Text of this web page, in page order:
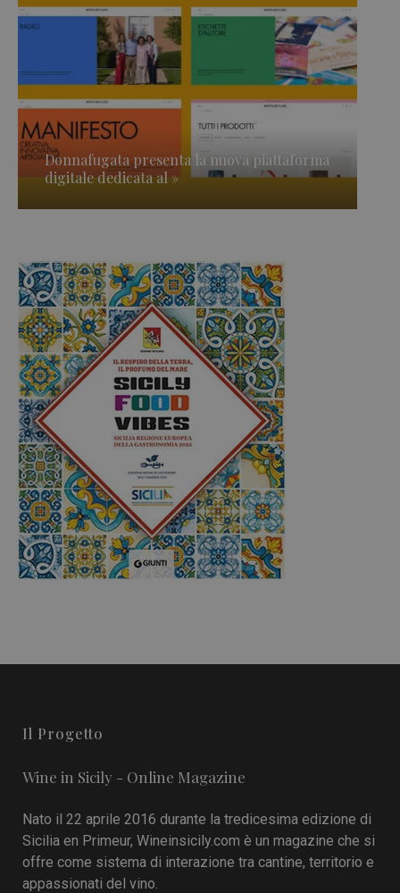
Donnafugata presenta la nuova piattaforma
digitale dedicata al »
Il Progetto
Wine in Sicily - Online Magazine
Nato il 22 aprile 2016 durante la tredicesima edizione di
Sicilia en Primeur, Wineinsicily.com è un magazine che si
offre come sistema di interazione tra cantine, territorio e
appassionati del vino.